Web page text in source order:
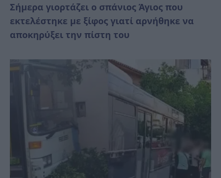
Σήμερα γιορτάζει ο σπάνιος Άγιος που
εκτελέστηκε με ξίφος γιατί αρνήθηκε να
αποκηρύξει την πίστη του